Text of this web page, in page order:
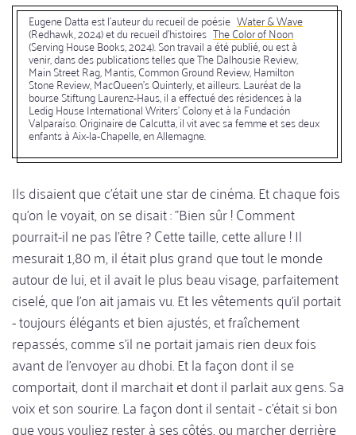
Eugene Datta est l'auteur du recueil de poésie Water & Wave
(Redhawk, 2024) et du recueil d'histoires The Color of Noon
(Serving House Books, 2024). Son travail a été publié, ou est à
venir, dans des publications telles que The Dalhousie Review,
Main Street Rag, Mantis, Common Ground Review, Hamilton
Stone Review, MacQueen's Quinterly, et ailleurs. Lauréat de la
bourse Stiftung Laurenz-Haus, il a effectué des résidences à la
Ledig House International Writers' Colony et à la Fundación
Valparaíso. Originaire de Calcutta, il vit avec sa femme et ses deux
enfants à Aix-la-Chapelle, en Allemagne.
Ils disaient que c'était une star de cinéma. Et chaque fois
qu'on le voyait, on se disait : "Bien sûr ! Comment
pourrait-il ne pas l'être ? Cette taille, cette allure ! Il
mesurait 1,80 m, il était plus grand que tout le monde
autour de lui, et il avait le plus beau visage, parfaitement
ciselé, que l'on ait jamais vu. Et les vêtements qu'il portait
- toujours élégants et bien ajustés, et fraîchement
repassés, comme s'il ne portait jamais rien deux fois
avant de l'envoyer au dhobi. Et la façon dont il se
comportait, dont il marchait et dont il parlait aux gens. Sa
voix et son sourire. La façon dont il sentait - c'était si bon
que vous vouliez rester à ses côtés, ou marcher derrière